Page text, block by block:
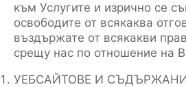
към Услугите и изрично се
освободите от всякаква
въздържате от всякакви
срещу нас по отношение на
УЕБСАЙТОВЕ И